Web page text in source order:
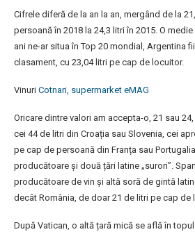
Cifrele diferă de la an la an, mergând de la
persoană în 2018 la 24,3 litri în 2015. O
ani ne-ar situa în Top 20 mondial, Argentina
clasament, cu 23,04 litri pe cap de locuitor.
Vinuri Cotnari, supermarket eMAG
Oricare dintre valori am accepta-o, 21 sau
cei 44 de litri din Croația sau Slovenia, cei
pe cap de persoană din Franța sau
producătoare și două țări latine „surori”.
producătoare de vin și altă soră de gintă
decât România, de doar 21 de litri pe cap de
După Vatican, o altă țară mică se află în